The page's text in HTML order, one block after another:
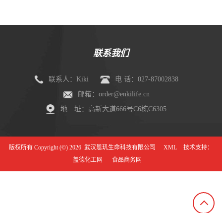
联系我们
联系人：Kiki
电 话：027-87002838
邮箱：order@enkilife.cn
地 址：高新大道666号C6栋C6305
版权所有 Copyright (©) 2026 武汉恩玑生命科技有限公司 XML
技术支持：
盖德化工网
食品商务网